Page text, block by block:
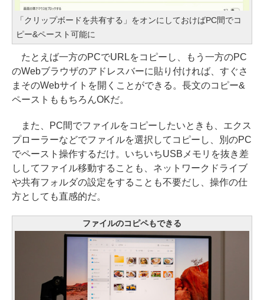
「クリップボードを共有する」をオンにしておけばPC間でコ
ピー&ペースト可能に
たとえば一方のPCでURLをコピーし、もう一方のPC
のWebブラウザのアドレスバーに貼り付ければ、すぐさ
まそのWebサイトを開くことができる。長文のコピー&
ペーストももちろんOKだ。
また、PC間でファイルをコピーしたいときも、エクス
プローラーなどでファイルを選択してコピーし、別のPC
でペースト操作するだけ。いちいちUSBメモリを抜き差
ししてファイル移動することも、ネットワークドライブ
や共有フォルダの設定をすることも不要だし、操作の仕
方としても直感的だ。
ファイルのコピペもできる